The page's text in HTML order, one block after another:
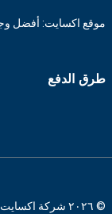
موقع اكسايت: أفضل
طرق الدفع
© ٢٠٢٦ شركة اكسايت للتجارة العامة ش.ش.و